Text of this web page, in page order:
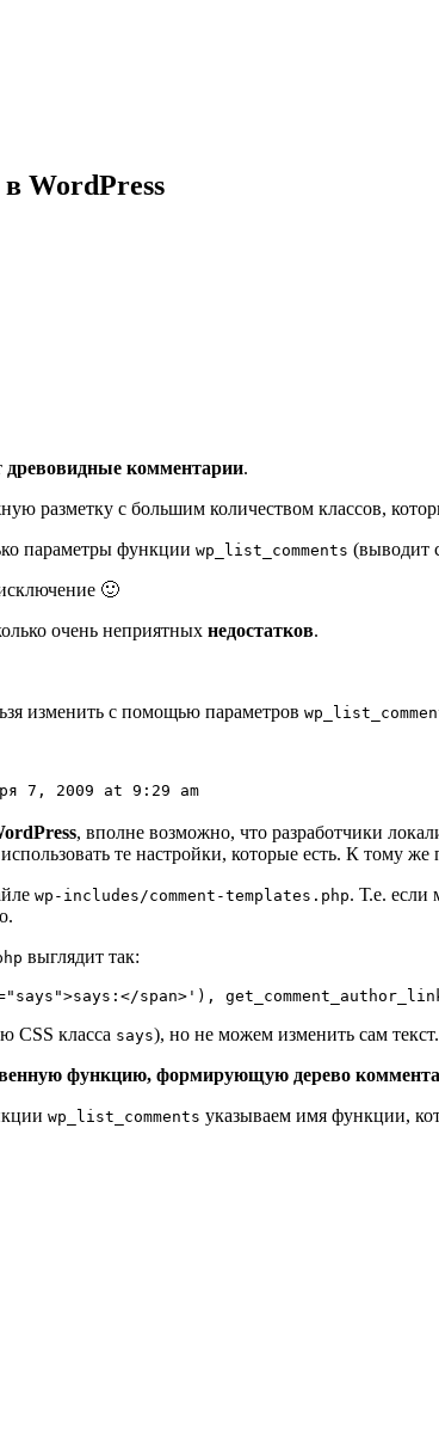
WordPress
древовидные комментарии.
разметку с большим количеством классов,
параметры функции wp_list_comments (выводит
🙂
очень неприятных недостатков.
изменить с помощью параметров
7, 2009 at 9:29 am
, вполне возможно, что разработчики
те настройки, которые есть. К тому же
wp-includes/comment-templates.php. Т.е. если
выглядит так:
span>'),
CSS класса says), но не можем изменить сам текст.
функцию, формирующую дерево
wp_list_comments указываем имя функции,